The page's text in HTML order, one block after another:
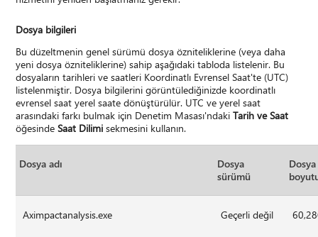
Dosya bilgileri
Bu düzeltmenin genel sürümü dosya özniteliklerine (veya daha
yeni dosya özniteliklerine) sahip aşağıdaki tabloda listelenir. Bu
dosyaların tarihleri ve saatleri Koordinatlı Evrensel Saat'te (UTC)
listelenmiştir. Dosya bilgilerini görüntülediğinizde koordinatlı
evrensel saat yerel saate dönüştürülür. UTC ve yerel saat
arasındaki farkı bulmak için Denetim Masası'ndakiTarih ve Saat
öğesindeSaat Dilimi sekmesini kullanın.
Dosya adı
Dosya
sürümü
Dosya
Aximpactanalysis.exe Geçerli değil